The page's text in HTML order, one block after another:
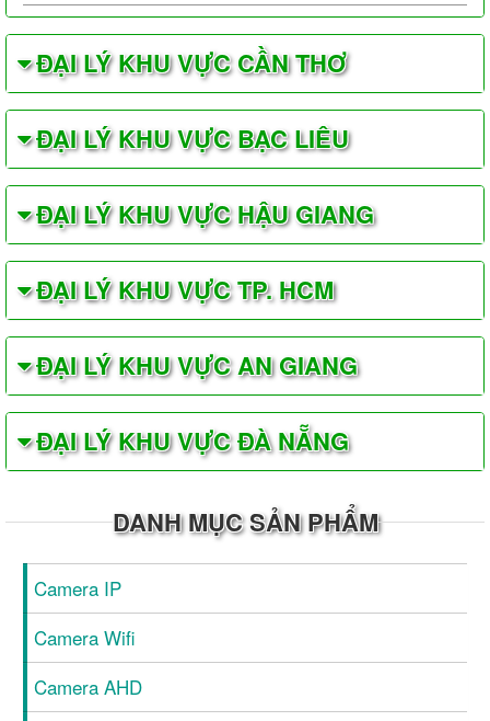
ĐẠI LÝ KHU VỰC CẦN THƠ
ĐẠI LÝ KHU VỰC BẠC LIÊU
ĐẠI LÝ KHU VỰC HẬU GIANG
ĐẠI LÝ KHU VỰC TP. HCM
ĐẠI LÝ KHU VỰC AN GIANG
ĐẠI LÝ KHU VỰC ĐÀ NẴNG
DANH MỤC SẢN PHẨM
Camera IP
Camera Wifi
Camera AHD